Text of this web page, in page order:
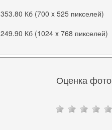
353.80 Кб (700 x 525 пикселей)
249.90 Кб (1024 x 768 пикселей)
Оценка фото